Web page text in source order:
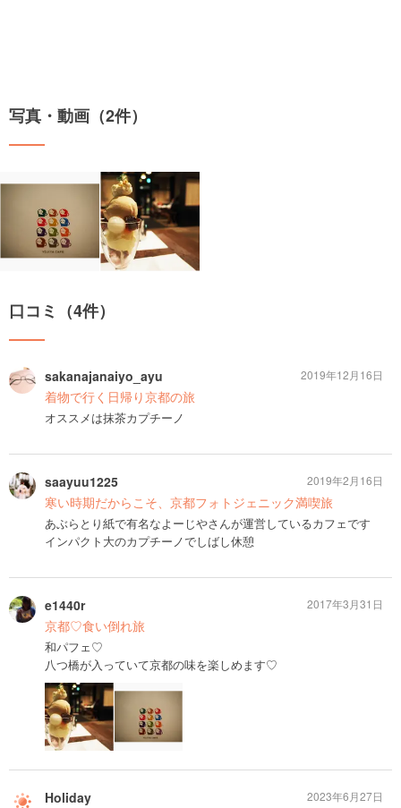
写真・動画（2件）
口コミ（4件）
sakanajanaiyo_ayu
着物で行く日帰り京都の旅
オススメは抹茶カプチーノ
2019年12月16日
saayuu1225
寒い時期だからこそ、京都フォトジェニック満喫旅
あぶらとり紙で有名なよーじやさんが運営しているカフェです
インパクト大のカプチーノでしばし休憩
2019年2月16日
e1440r
京都♡食い倒れ旅
和パフェ♡
八つ橋が入っていて京都の味を楽しめます♡
2017年3月31日
Holiday 2023年6月27日